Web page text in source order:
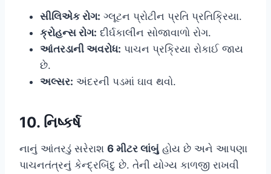
સીલિએક રોગ: ગ્લૂટન પ્રોટીન પ્રતિ પ્રતિક્રિયા.
ક્રોહન્સ રોગ: દીર્ઘકાલીન સોજાવાળો રોગ.
આંતરડાની અવરોધ: પાચન પ્રક્રિયા રોકાઈ જાય
છે.
અલ્સર: અંદરની પડમાં ઘાવ થવો.
10. નિષ્કર્ષ
નાનું આંતરડું સરેરાશ 6 મીટર લાંબું હોય છે અને આપણા
પાચનતંત્રનું કેન્દ્રબિંદુ છે. તેની યોગ્ય કાળજી રાખવી